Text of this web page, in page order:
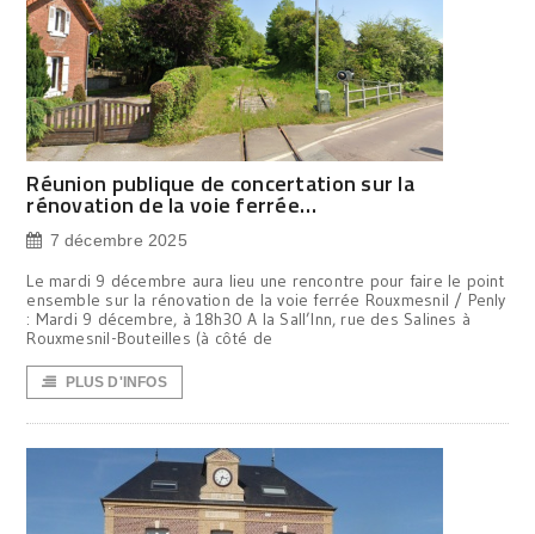
Réunion publique de concertation sur la
rénovation de la voie ferrée…
7 décembre 2025
Le mardi 9 décembre aura lieu une rencontre pour faire le point
ensemble sur la rénovation de la voie ferrée Rouxmesnil / Penly
: Mardi 9 décembre, à 18h30 A la Sall’Inn, rue des Salines à
Rouxmesnil-Bouteilles (à côté de
PLUS D'INFOS